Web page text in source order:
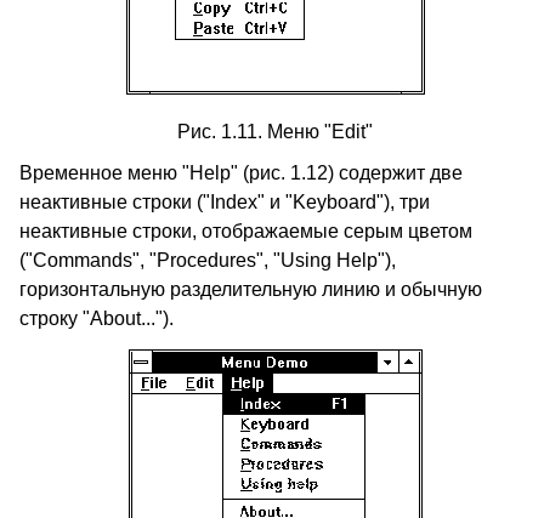
Рис. 1.11. Меню "Edit"
Временное меню "Help" (рис. 1.12) содержит две
неактивные строки ("Index" и "Keyboard"), три
неактивные строки, отображаемые серым цветом
("Commands", "Procedures", "Using Help"),
горизонтальную разделительную линию и обычную
строку "About...").